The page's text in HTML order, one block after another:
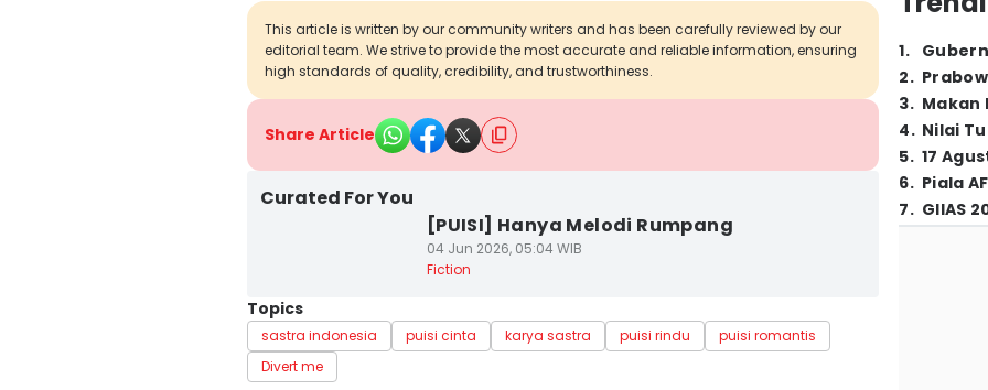
This article is written by our community writers and has been carefully reviewed by our
editorial team. We strive to provide the most accurate and reliable information, ensuring
high standards of quality, credibility, and trustworthiness.
Share Article
Curated For You
[PUISI] Hanya Melodi Rumpang
04 Jun 2026, 05:04 WIB
Fiction
Topics
sastra indonesia puisi cinta karya sastra puisi rindu
puisi romantis
Divert me
1.
2.
3. Makan
4. Nilai
5. 17
6. Piala
7. GIIAS